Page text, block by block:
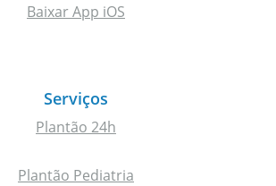
Baixar App iOS
Serviços
Plantão 24h
Plantão Pediatria